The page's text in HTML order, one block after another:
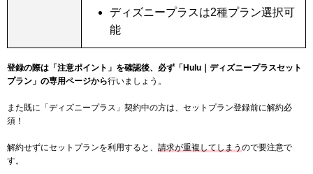
ディズニープラスは2種プラン選択可
能
登録の際は「注意ポイント」を確認後、必ず「Hulu｜ディズニープラスセット
プラン」の専用ページから行いましょう。
また既に「ディズニープラス」契約中の方は、セットプラン登録前に解約必
須！
解約せずにセットプランを利用すると、 請求が重複してしまうので要注意で
す。